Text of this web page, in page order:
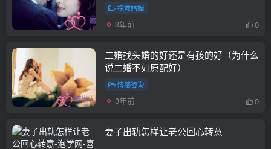
挽救婚姻
3年前 0
二婚找头婚的好还是有孩的好（为什么
说二婚不如原配好）
情感咨询
3年前 0
妻子出轨怎样让老公回心转意